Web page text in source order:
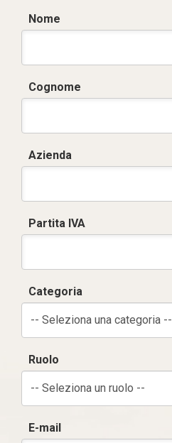
Nome
Cognome
Azienda
Partita IVA
Categoria
-- Seleziona una categoria --
Ruolo
-- Seleziona un ruolo --
E-mail